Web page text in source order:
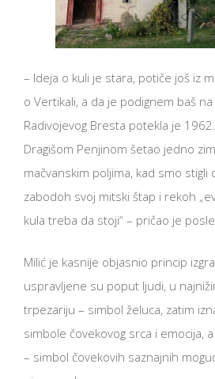
– Ideja o kuli je stara, potiče još iz
o Vertikali, a da je podignem baš
Radivojevog Bresta potekla je
Dragišom Penjinom šetao jedno
mačvanskim poljima, kad smo stigli
zabodoh svoj mitski štap i rekoh
kula treba da stoji“ – pričao je
Milić je kasnije objasnio princip
uspravljene su poput ljudi, u
trpezariju – simbol želuca, zatim
simbole čovekovog srca i emocija,
– simbol čovekovih saznajnih